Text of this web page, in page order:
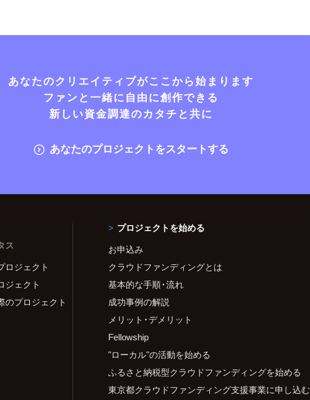
あなたのクリエイティブがここから始まります
ファンと一緒に自由に創作できる
新しい資金調達のカタチと共に
あなたのプロジェクトをスタートする
ス
ロジェクト
ジェクト
のプロジェクト
プロジェクトを始める
お申込み
クラウドファンディングとは
基本的な手順・流れ
成功事例の解説
メリット・デメリット
Fellowship
"ローカル"の活動を始める
ふるさと納税型クラウドファンディングを始める
東京都クラウドファンディング支援事業に申し込む